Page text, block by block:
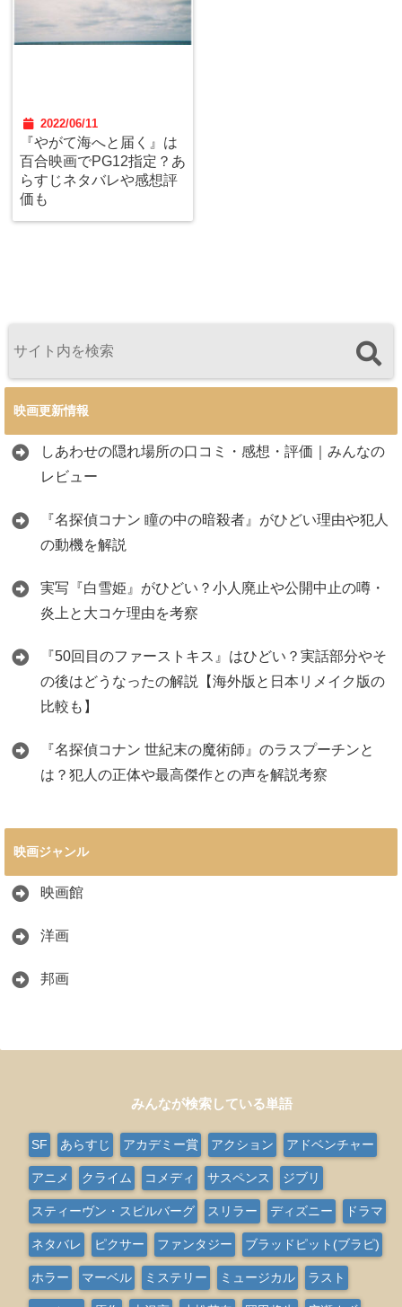
2022/06/11
『やがて海へと届く』は
百合映画でPG12指定？あ
らすじネタバレや感想評
価も
映画更新情報
しあわせの隠れ場所の口コミ・感想・評価｜みんなの
レビュー
『名探偵コナン 瞳の中の暗殺者』がひどい理由や犯人
の動機を解説
実写『白雪姫』がひどい？小人廃止や公開中止の噂・
炎上と大コケ理由を考察
『50回目のファーストキス』はひどい？実話部分やそ
の後はどうなったの解説【海外版と日本リメイク版の
比較も】
『名探偵コナン 世紀末の魔術師』のラスプーチンと
は？犯人の正体や最高傑作との声を解説考察
映画ジャンル
映画館
洋画
邦画
みんなが検索している単語
SF あらすじ アカデミー賞 アクション アドベンチャー
アニメ クライム コメディ サスペンス ジブリ
スティーヴン・スピルバーグ スリラー ディズニー ドラマ
ネタバレ ピクサー ファンタジー ブラッドピット(ブラピ)
ホラー マーベル ミステリー ミュージカル ラスト